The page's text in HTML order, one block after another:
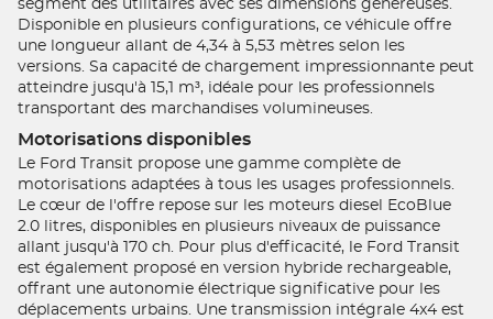
segment des utilitaires avec ses dimensions généreuses.
Disponible en plusieurs configurations, ce véhicule offre
une longueur allant de 4,34 à 5,53 mètres selon les
versions. Sa capacité de chargement impressionnante peut
atteindre jusqu'à 15,1 m³, idéale pour les professionnels
transportant des marchandises volumineuses.
Motorisations disponibles
Le Ford Transit propose une gamme complète de
motorisations adaptées à tous les usages professionnels.
Le cœur de l'offre repose sur les moteurs diesel EcoBlue
2.0 litres, disponibles en plusieurs niveaux de puissance
allant jusqu'à 170 ch. Pour plus d'efficacité, le Ford Transit
est également proposé en version hybride rechargeable,
offrant une autonomie électrique significative pour les
déplacements urbains. Une transmission intégrale 4x4 est